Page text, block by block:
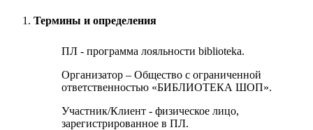
Термины и определения
ПЛ - программа лояльности biblioteka.
Организатор – Общество с ограниченной
ответственностью «БИБЛИОТЕКА ШОП».
Участник/Клиент - физическое лицо,
зарегистрированное в ПЛ.